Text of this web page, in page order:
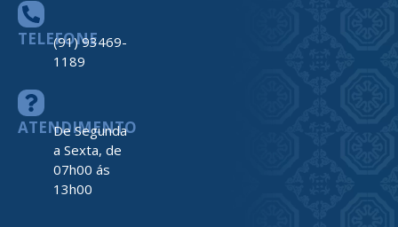
Centro –
Nova
000
TELEFONE